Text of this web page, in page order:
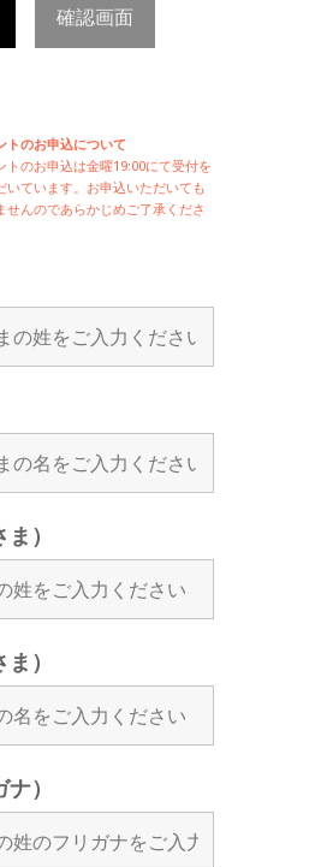
確認画面
トのお申込について
トのお申込は金曜19:00にて受付を
いています。お申込いただいても
せんのであらかじめご了承くださ
）
）
）